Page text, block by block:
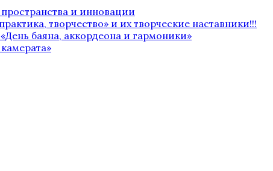
и инновации
творчество» и их творческие наставники!!!
баяна, аккордеона и гармоники»